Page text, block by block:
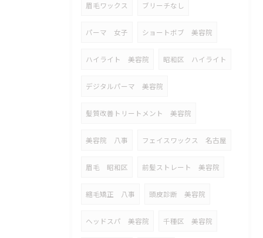
眉毛ワックス ブリーチなし
パーマ 女子 ショートボブ 美容院
ハイライト 美容院 昭和区 ハイライト
デジタルパーマ 美容院
髪質改善トリートメント 美容院
美容院 八事 フェイスワックス 名古屋
眉毛 昭和区 前髪ストレート 美容院
縮毛矯正 八事 頭皮診断 美容院
ヘッドスパ 美容院 千種区 美容院